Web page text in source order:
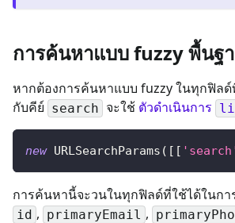
การค้นหาแบบ fuzzy พื้นฐ
หากต้องการค้นหาแบบ fuzzy ในทุกฟิลด์
กับคีย์ search จะใช้ ตัวดำเนินการ
new URLSearchParams ( [ [
การค้นหานี้จะวนในทุกฟิลด์ที่ใช้ได้ในกา
id , primaryEmail ,